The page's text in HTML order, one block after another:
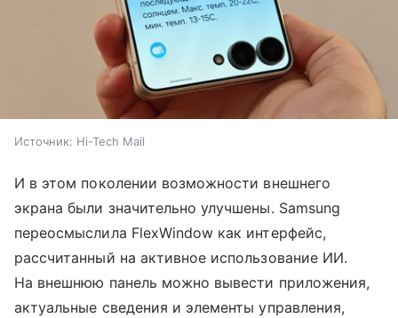
Источник: Hi-Tech Mail
И в этом поколении возможности внешнего
экрана были значительно улучшены. Samsung
переосмыслила FlexWindow как интерфейс,
рассчитанный на активное использование ИИ.
На внешнюю панель можно вывести приложения,
актуальные сведения и элементы управления,